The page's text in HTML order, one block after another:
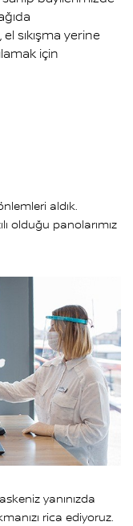
sıkışma yerine
için
aldık.
olduğu panolarımız
yanınızda
rica ediyoruz.